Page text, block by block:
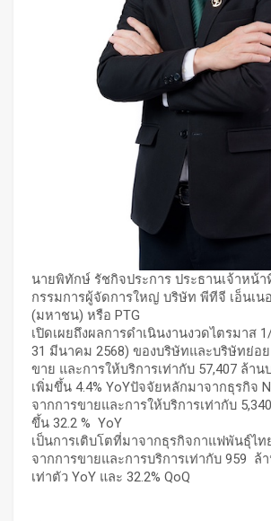
นายพิทักษ์ รัชกิจประการ ประธานเจ้าหน้า
กรรมการผู้จัดการใหญ่ บริษัท พีทีจี เอ็นเน
(มหาชน) หรือ PTG
เปิดเผยถึงผลการดำเนินงานงวดไตรมาส
31 มีนาคม 2568) ของบริษัทและบริษัทย่อ
ขาย และการให้บริการเท่ากับ 57,407 ล้าน
เพิ่มขึ้น 4.4% YoYปัจจัยหลักมาจากธุรกิจ
จากการขายและการให้บริการเท่ากับ
ขึ้น 32.2 % YoY
เป็นการเติบโตที่มาจากธุรกิจกาแฟพันธุ์ไท
จากการขายและการบริการเท่ากับ 959 ล้
เท่าตัว YoY และ 32.2% QoQ